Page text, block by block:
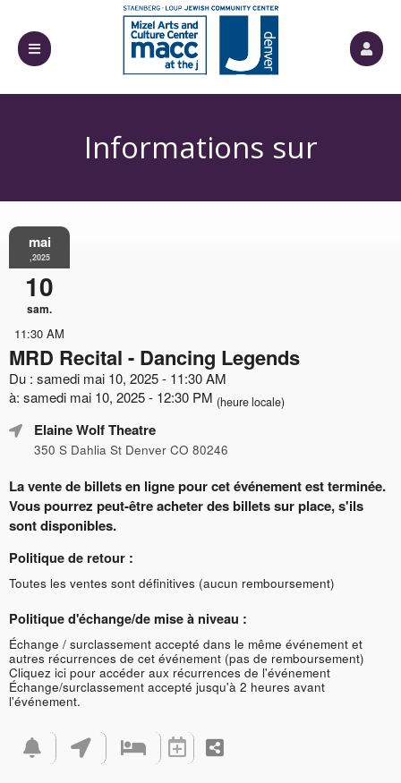
Informations sur
mai
,2025
10
sam.
11:30 AM
MRD Recital - Dancing Legends
Du : samedi mai 10, 2025 - 11:30 AM
à: samedi mai 10, 2025 - 12:30 PM (heure locale)
Elaine Wolf Theatre
350 S Dahlia St Denver CO 80246
La vente de billets en ligne pour cet événement est terminée.
Vous pourrez peut-être acheter des billets sur place, s'ils
sont disponibles.
Politique de retour :
Toutes les ventes sont définitives (aucun remboursement)
Politique d'échange/de mise à niveau :
Échange / surclassement accepté dans le même événement et
autres récurrences de cet événement (pas de remboursement)
Cliquez ici pour accéder aux récurrences de l'événement
Échange/surclassement accepté jusqu'à 2 heures avant
l'événement.